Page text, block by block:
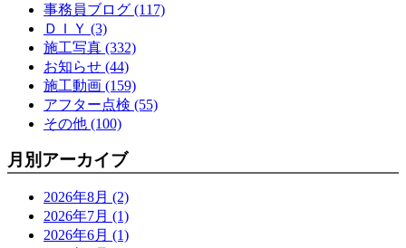
事務員ブログ (117)
ＤＩＹ (3)
施工写真 (332)
お知らせ (44)
施工動画 (159)
アフター点検 (55)
その他 (100)
月別アーカイブ
2026年8月 (2)
2026年7月 (1)
2026年6月 (1)